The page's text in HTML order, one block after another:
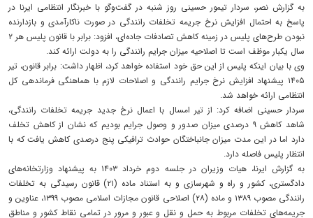
به گزارش نصر، سردار تیمور حسینی روز شنبه در گفت‌وگو با خبرنگار انتظامی ایرنا در
پاسخ به احتمال افزایش نرخ جریمه‌ تخلفات رانندگی در صورت ناکارآمدی و بازدارنده
نبودن طرح‌های پلیس در زمینه کاهش تصادفات جاده‌ای، افزود: برابر با قانون پلیس هر ۲
سال یکبار موظف است تا اصلاحیه میزان جرایم رانندگی را به دولت ارائه کند.
وی با بیان اینکه پلیس از این حق خود استفاده خواهد کرد، اظهار داشت: برابر قانون، تیر
۱۴۰۵ پیشنهاد افزایش نرخ جرایم رانندگی و اصلاحات لازم با هماهنگی فرماندهی کل
انتظامی ارائه خواهد شد.
سردار حسینی اضافه کرد: از تیر امسال با اعمال نرخ جدید جریمه تخلفات رانندگی،
شاهد کاهش ۹ درصدی میزان صدور و وصول جرایم بودیم که نشان از کاهش تخلف
دارد اما در این مدت میزان جانباختگان حوادث ترافیکی پنج درصدی کاهش یافت که با
انتظار پلیس فاصله دارد.
به گزارش ایرنا، هیات وزیران در جلسه دوم خرداد ۱۴۰۳ به پیشنهاد وزارتخانه‌های
دادگستری، کشور و راه و شهرسازی و به استناد ماده (۲۱) قانون رسیدگی به تخلفات
رانندگی مصوب ۱۳۸۹ و ماده (۲۸) اصلاحی قانون مجازات اسلامی مصوب ۱۳۹۹، عناوین و
جریمه‌های تخلفات مربوط به حمل و نقل و عبور و مرور در تمامی نقاط کشور و مناطق